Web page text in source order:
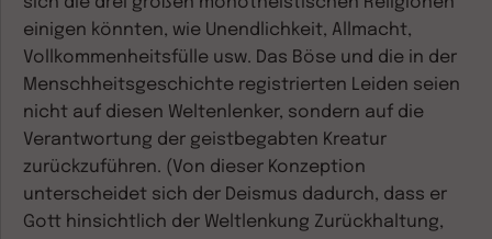
einigen könnten, wie Unendlichkeit, Allmacht,
Vollkommenheitsfülle usw. Das Böse und die in der
Menschheitsgeschichte registrierten Leiden seien
nicht auf diesen Weltenlenker, sondern auf die
Verantwortung der geistbegabten Kreatur
zurückzuführen. (Von dieser Konzeption
unterscheidet sich der Deismus dadurch, dass er
Gott hinsichtlich der Weltlenkung Zurückhaltung,